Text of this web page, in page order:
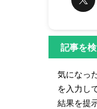
記事を
気になっ
を入力し
結果を提